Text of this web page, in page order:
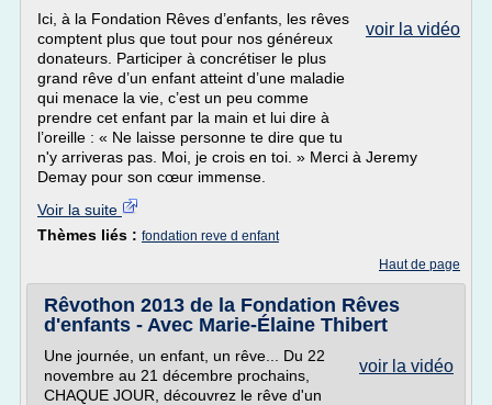
voir la vidéo
Ici, à la Fondation Rêves d’enfants, les rêves
comptent plus que tout pour nos généreux
donateurs. Participer à concrétiser le plus
grand rêve d’un enfant atteint d’une maladie
qui menace la vie, c’est un peu comme
prendre cet enfant par la main et lui dire à
l’oreille : « Ne laisse personne te dire que tu
n'y arriveras pas. Moi, je crois en toi. » Merci à Jeremy
Demay pour son cœur immense.
Voir la suite
Thèmes liés : fondation reve d enfant
Haut de page
Rêvothon 2013 de la Fondation Rêves
d'enfants - Avec Marie-Élaine Thibert
voir la vidéo
Une journée, un enfant, un rêve... Du 22
novembre au 21 décembre prochains,
CHAQUE JOUR, découvrez le rêve d'un